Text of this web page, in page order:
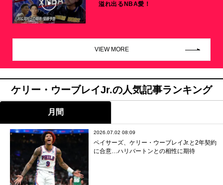
溢れ出るNBA愛！
VIEW MORE
ケリー・ウーブレイJr.の人気記事ランキング
月間
2026.07.02 08:09
ペイサーズ、ケリー・ウーブレイJr.と2年契約
に合意…ハリバートンとの相性に期待